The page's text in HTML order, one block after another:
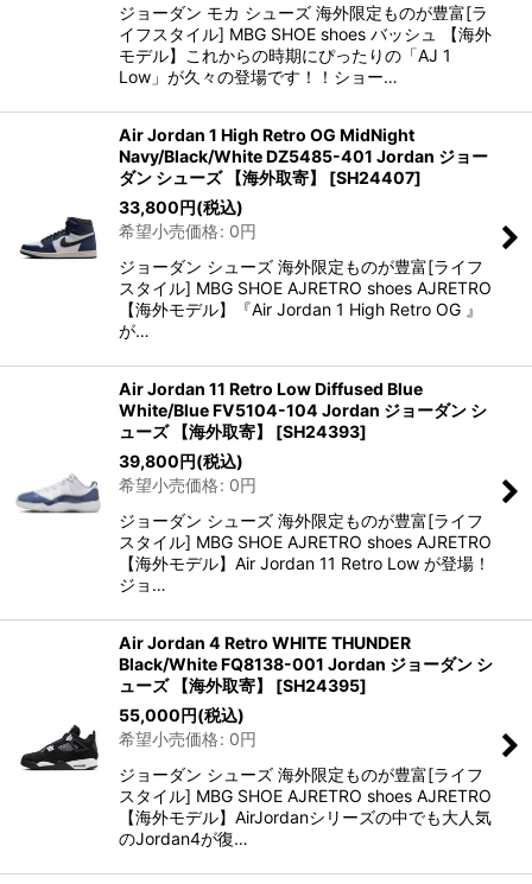
ジョーダン モカ シューズ 海外限定ものが豊富[ラ
イフスタイル] MBG SHOE shoes バッシュ 【海外
モデル】これからの時期にぴったりの「AJ 1
Low」が久々の登場です！！ショー…
Air Jordan 1 High Retro OG MidNight
Navy/Black/White DZ5485-401 Jordan ジョー
ダン シューズ 【海外取寄】
[SH24407]
33,800円(税込)
希望小売価格: 0円
ジョーダン シューズ 海外限定ものが豊富[ライフ
スタイル] MBG SHOE AJRETRO shoes AJRETRO
【海外モデル】『Air Jordan 1 High Retro OG 』
が…
Air Jordan 11 Retro Low Diffused Blue
White/Blue FV5104-104 Jordan ジョーダン シ
ューズ 【海外取寄】
[SH24393]
39,800円(税込)
希望小売価格: 0円
ジョーダン シューズ 海外限定ものが豊富[ライフ
スタイル] MBG SHOE AJRETRO shoes AJRETRO
【海外モデル】Air Jordan 11 Retro Low が登場！
ジョ…
Air Jordan 4 Retro WHITE THUNDER
Black/White FQ8138-001 Jordan ジョーダン シ
ューズ 【海外取寄】
[SH24395]
55,000円(税込)
希望小売価格: 0円
ジョーダン シューズ 海外限定ものが豊富[ライフ
スタイル] MBG SHOE AJRETRO shoes AJRETRO
【海外モデル】AirJordanシリーズの中でも大人気
のJordan4が復…